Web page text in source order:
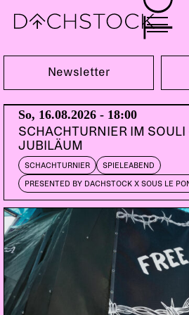
Sa, 15.06.2024
PARTY
20 JAHRE SIRION RECORDS
Newsletter
So, 16.08.2026 - 18:00
SCHACHTURNIER IM SOULI
JUBILÄUM
SCHACHTURNIER SPIELEABEND
PRESENTED BY DACHSTOCK X SOUS LE